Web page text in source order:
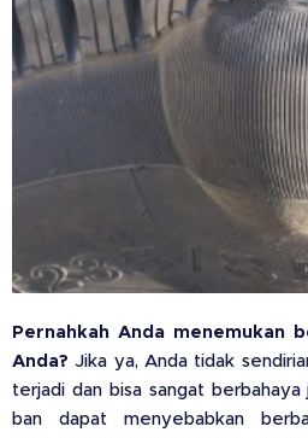
Pernahkah Anda menemukan
Anda? Jika ya, Anda tidak
terjadi dan bisa sangat berbahaya
ban dapat menyebabkan